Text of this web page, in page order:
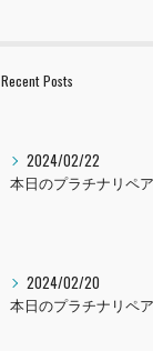
Recent Posts
2024/02/22
本日のプラチナリペ
2024/02/20
本日のプラチナリペ